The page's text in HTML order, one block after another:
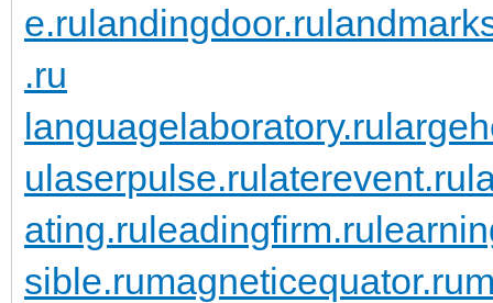
e.rulandingdoor.ru
.ru
languagelaboratory.ru
ulaserpulse.rulaterevent.ru
ating.ruleadingfirm.ru
sible.rumagneticequator.ru